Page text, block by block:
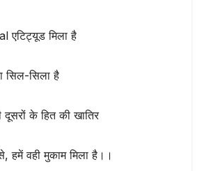
एटिट्यूड मिला है
सिल-सिला है
दूसरों के हित की खातिर
हमें वही मुकाम मिला है।।